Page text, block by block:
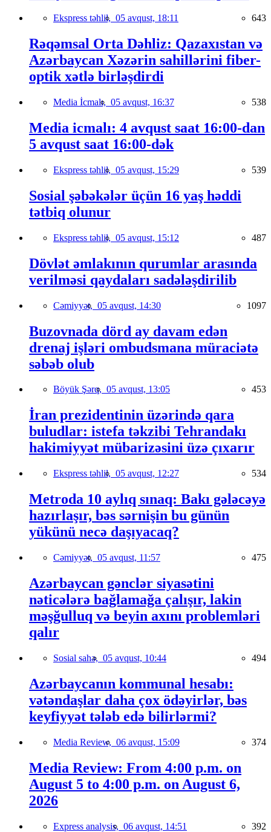
Ekspress təhlil, 05 avqust, 18:11 643
Rəqəmsal Orta Dəhliz: Qazaxıstan və
Azərbaycan Xəzərin sahillərini fiber-
optik xətlə birləşdirdi
Media İcmalı, 05 avqust, 16:37 538
Media icmalı: 4 avqust saat 16:00-dan
5 avqust saat 16:00-dək
Ekspress təhlil, 05 avqust, 15:29 539
Sosial şəbəkələr üçün 16 yaş həddi
tətbiq olunur
Ekspress təhlil, 05 avqust, 15:12 487
Dövlət əmlakının qurumlar arasında
verilməsi qaydaları sadələşdirilib
Cəmiyyət, 05 avqust, 14:30 1097
Buzovnada dörd ay davam edən
drenaj işləri ombudsmana müraciətə
səbəb olub
Böyük Şərq, 05 avqust, 13:05 453
İran prezidentinin üzərində qara
buludlar: istefa təkzibi Tehrandakı
hakimiyyət mübarizəsini üzə çıxarır
Ekspress təhlil, 05 avqust, 12:27 534
Metroda 10 aylıq sınaq: Bakı gələcəyə
hazırlaşır, bəs sərnişin bu günün
yükünü necə daşıyacaq?
Cəmiyyət, 05 avqust, 11:57 475
Azərbaycan gənclər siyasətini
nəticələrə bağlamağa çalışır, lakin
məşğulluq və beyin axını problemləri
qalır
Sosial sahə, 05 avqust, 10:44 494
Azərbaycanın kommunal hesabı:
vətəndaşlar daha çox ödəyirlər, bəs
keyfiyyət tələb edə bilirlərmi?
Media Review, 06 avqust, 15:09 374
Media Review: From 4:00 p.m. on
August 5 to 4:00 p.m. on August 6,
2026
Express analysis, 06 avqust, 14:51 392